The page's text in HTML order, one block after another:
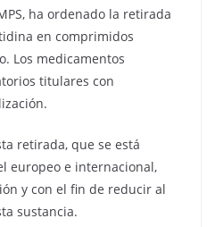
ha ordenado la retirada
en comprimidos
. Los medicamentos
titulares con
retirada, que se está
europeo e internacional,
y con el fin de reducir al
sustancia.